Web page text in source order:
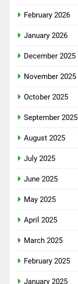
February 2026
January 2026
December 2025
November 2025
October 2025
September 2025
August 2025
July 2025
June 2025
May 2025
April 2025
March 2025
February 2025
January 2025